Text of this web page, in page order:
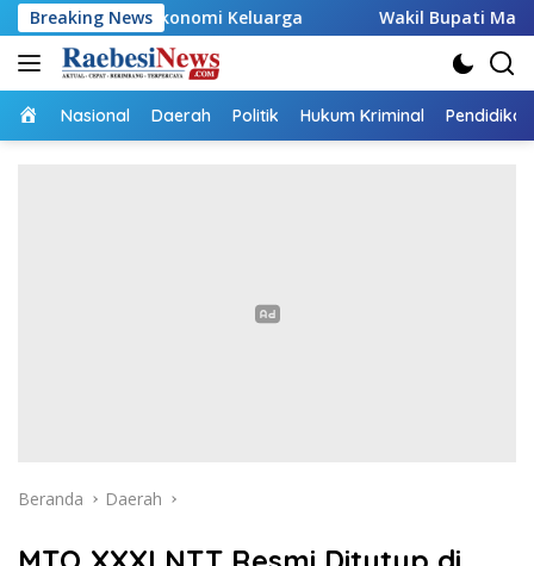
Langsung
ke
konten
Breaking News
Ekonomi Keluarga Wakil Bupati Malaka HMS
Home
Nasional Daerah Politik Hukum Kriminal Pendidikan
Beranda Daerah